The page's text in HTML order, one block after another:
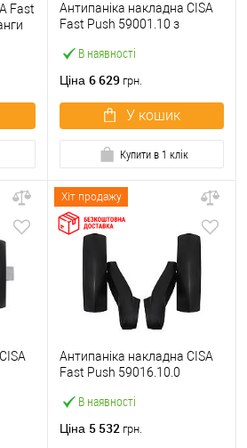
Fast
В наявності
Антипаніка накладна CISA
Fast Push 59001.10 з
Ціна 6 629 грн.
У кошик
Купити в 1 клік
Хіт продажу
В наявності
Антипаніка накладна CISA
Fast Push 59016.10.0
штанги
Ціна 5 532 грн.